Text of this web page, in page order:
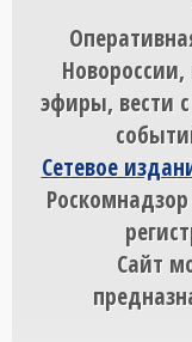
эфиры, вести
Сетевое
Сайт